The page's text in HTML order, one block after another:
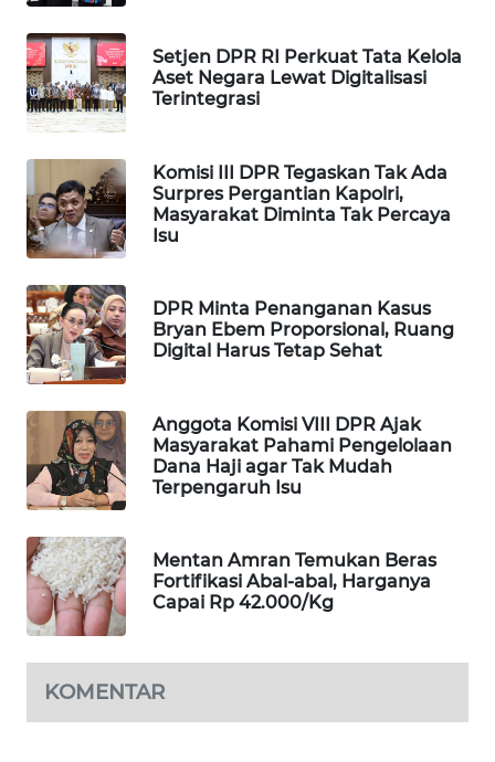
Setjen DPR RI Perkuat Tata Kelola
Aset Negara Lewat Digitalisasi
Terintegrasi
Komisi III DPR Tegaskan Tak Ada
Surpres Pergantian Kapolri,
Masyarakat Diminta Tak Percaya
Isu
DPR Minta Penanganan Kasus
Bryan Ebem Proporsional, Ruang
Digital Harus Tetap Sehat
Anggota Komisi VIII DPR Ajak
Masyarakat Pahami Pengelolaan
Dana Haji agar Tak Mudah
Terpengaruh Isu
Mentan Amran Temukan Beras
Fortifikasi Abal-abal, Harganya
Capai Rp 42.000/Kg
KOMENTAR
WAHANA
TRAVEL
WAHANA
WAHANANEWS
ID
WAHANANEWS
CO ID
WAHANANEWS
WAHANA
SPORT
WAHANA
UMKM
WAHANA
SELEB
WAHANA
PERSONA